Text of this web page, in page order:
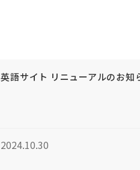
英語サイト リニューアルのお知
2024.10.30